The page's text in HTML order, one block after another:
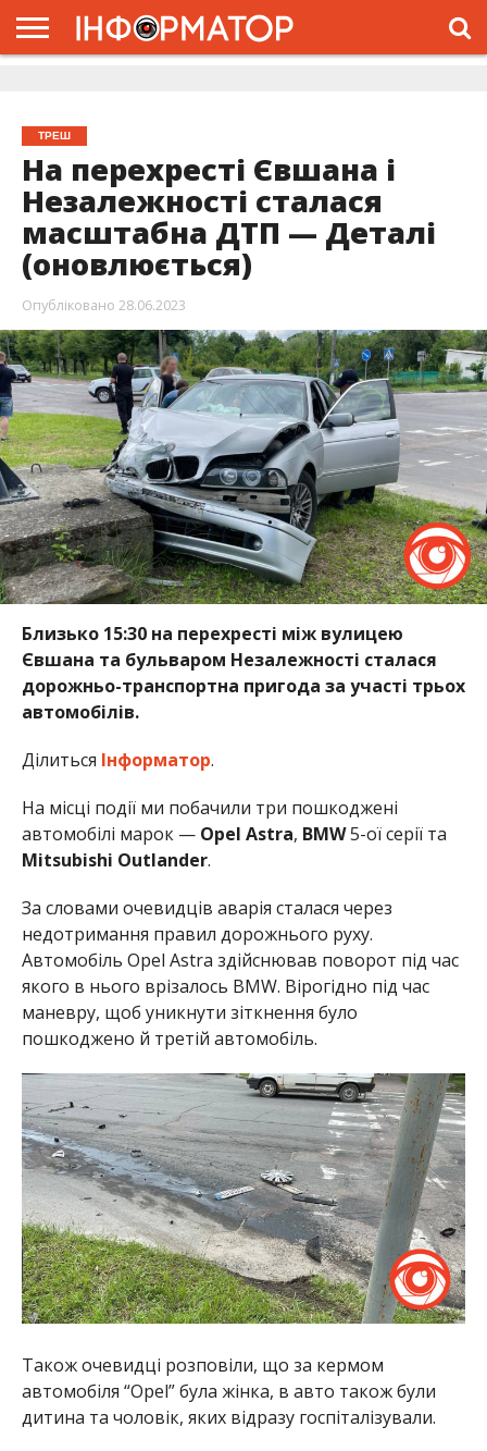
ТРЕШ
На перехресті Євшана і
Незалежності сталася
масштабна ДТП — Деталі
(оновлюється)
Опубліковано 28.06.2023
Близько 15:30 на перехресті між вулицею
Євшана та бульваром Незалежності сталася
дорожньо-транспортна пригода за участі трьох
автомобілів.
Ділиться Інформатор.
На місці події ми побачили три пошкоджені
автомобілі марок — Opel Astra, BMW5-ої серії та
Mitsubishi Outlander.
За словами очевидців аварія сталася через
недотримання правил дорожнього руху.
Автомобіль Opel Astra здійснював поворот під час
якого в нього врізалось BMW. Вірогідно під час
маневру, щоб уникнути зіткнення було
пошкоджено й третій автомобіль.
Також очевидці розповіли, що за кермом
автомобіля “Opel” була жінка, в авто також були
дитина та чоловік, яких відразу госпіталізували.